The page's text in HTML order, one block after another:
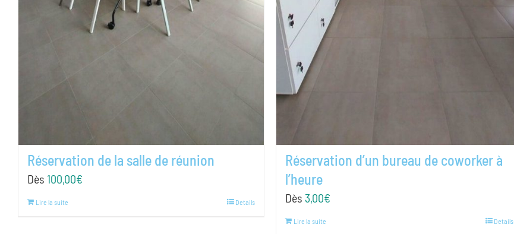
Réservation de la salle de réunion
Dès 100,00€
Lire la suite Details
Réservation d’un bureau de coworker à
l’heure
Dès 3,00€
Lire la suite Details